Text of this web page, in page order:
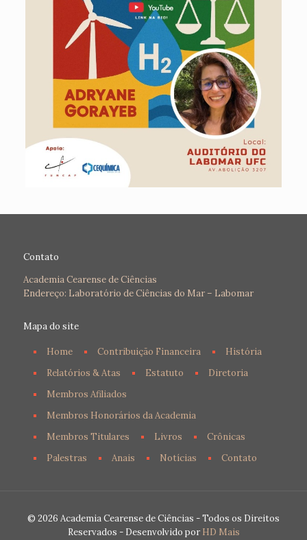
Contato
Academia Cearense de Ciências
Endereço: Laboratório de Ciências do Mar – Labomar
Mapa do site
Home Contribuição Financeira
História
Relatórios & Atas
Estatuto
Diretoria
Membros Afiliados
Membros Honorários da Academia
Membros Titulares
Livros
Crônicas
Palestras
Anais Notícias Contato
© 2026 Academia Cearense de Ciências - Todos os Direitos
Reservados - Desenvolvido por HD Mais